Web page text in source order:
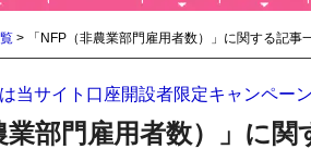
> 「NFP（非農業部門雇用者数）」に関する記事
当サイト口座開設者限定キャンペー
業部門雇用者数）」に